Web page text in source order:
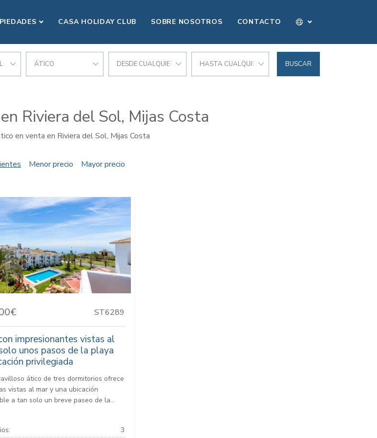
CASA HOLIDAY CLUB SOBRE NOSOTROS CONTACTO
ÁTICO DESDE CUALQUIER PRECIO HASTA CUALQUIER PRECIO BUSCAR
Riviera del Sol, Mijas Costa
en venta en Riviera del Sol, Mijas Costa
Menor precio Mayor precio
ST6289
impresionantes vistas al
unos pasos de la playa
privilegiada
ático de tres dormitorios ofrece
vistas al mar y una ubicación
a tan solo un breve paseo de la...
3